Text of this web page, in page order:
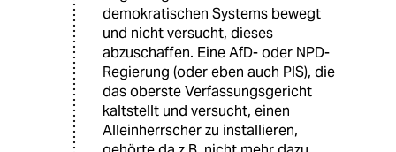
demokratischen Systems bewegt
und nicht versucht, dieses
abzuschaffen. Eine AfD- oder NPD-
Regierung (oder eben auch PIS), die
das oberste Verfassungsgericht
kaltstellt und versucht, einen
Alleinherrscher zu installieren,